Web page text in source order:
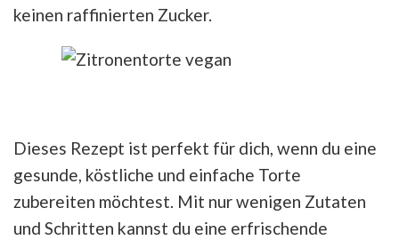
keinen raffinierten Zucker.
Dieses Rezept ist perfekt für dich, wenn du eine
gesunde, köstliche und einfache Torte
zubereiten möchtest. Mit nur wenigen Zutaten
und Schritten kannst du eine erfrischende